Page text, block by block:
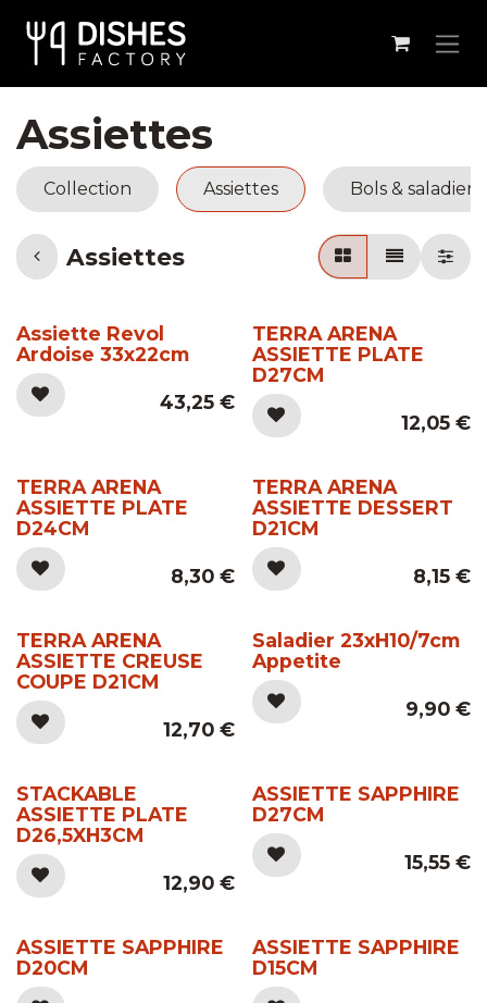
Assiettes
Collection Assiettes Bols & saladiers
Assiettes
Assiette Revol
Ardoise 33x22cm
43,25€
TERRA ARENA
ASSIETTE PLATE
D27CM
12,05€
TERRA ARENA
ASSIETTE PLATE
D24CM
8,30€
TERRA ARENA
ASSIETTE DESSERT
D21CM
8,15€
TERRA ARENA
ASSIETTE CREUSE
COUPE D21CM
12,70€
Saladier 23xH10/7cm
Appetite
9,90€
STACKABLE
ASSIETTE PLATE
D26,5XH3CM
12,90€
ASSIETTE SAPPHIRE
D27CM
15,55€
ASSIETTE SAPPHIRE
D20CM
ASSIETTE SAPPHIRE
D15CM